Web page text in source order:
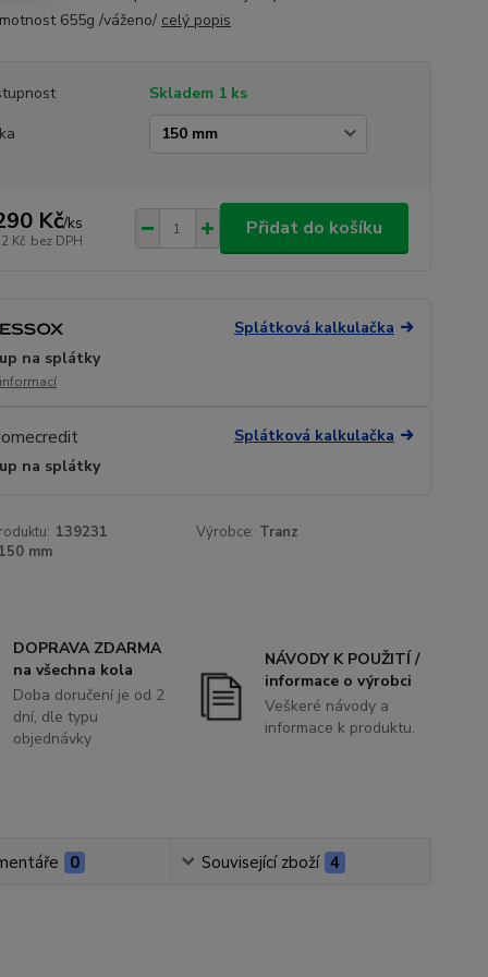
655g /váženo/ celý popis
Skladem 1 ks
Kč/ks
Kč bez DPH
Přidat do košíku
Splátková kalkulačka
na splátky
Splátková kalkulačka
na splátky
139231 Výrobce: Tranz
150 mm
DOPRAVA ZDARMA
na všechna kola
Doba doručení je od 2
dní, dle typu
objednávky
NÁVODY K POUŽITÍ /
informace o výrobci
Veškeré návody a
informace k produktu.
0 Související zboží 4